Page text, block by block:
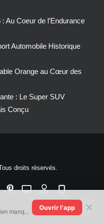
Au Coeur de l’Endurance
Automobile Historique
Orange au Cœur des
: Le Super SUV
Conçu
droits réservés.
Installez l'application pour ne rien manquer !
Ouvrir l'app ✕